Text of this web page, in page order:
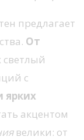
предлагает
От
светлый
с
ярких
акцентом
велики: от